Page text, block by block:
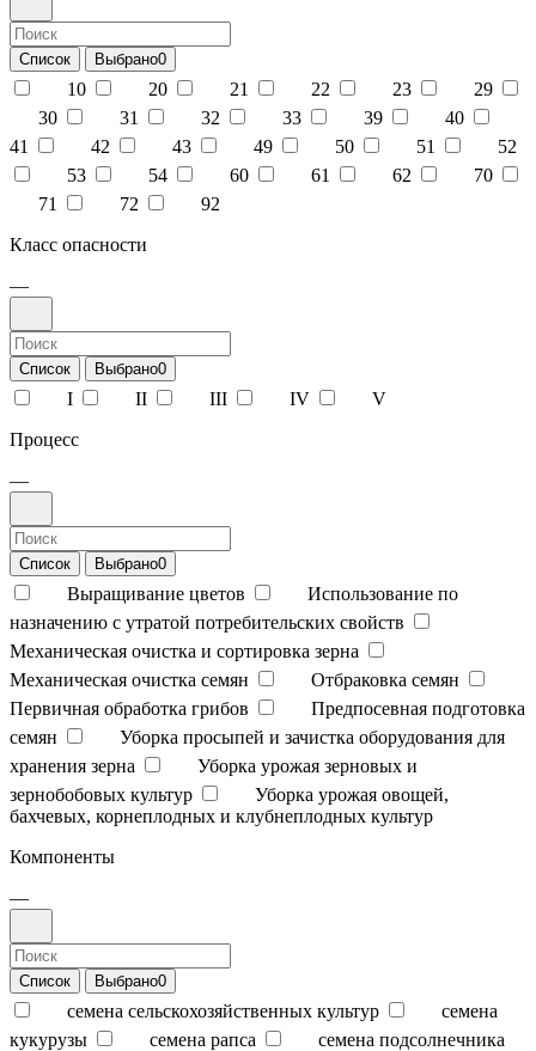
Список Выбрано0
10 20 21 22 23
29
30
31 32 33 39
40
41
42 43 49 50 51
52
53
54 60 61 62
70
71
72
92
Класс опасности
—
Список Выбрано0
I II III IV
V
Процесс
—
Список Выбрано0
Выращивание цветов
Использование по
назначению с утратой потребительских свойств
Механическая очистка и сортировка зерна
Механическая очистка семян
Отбраковка семян
Первичная обработка грибов
Предпосевная подготовка
семян
Уборка просыпей и зачистка оборудования для
хранения зерна
Уборка урожая зерновых и
зернобобовых культур
Уборка урожая овощей,
бахчевых, корнеплодных и клубнеплодных культур
Компоненты
—
Список Выбрано0
семена сельскохозяйственных культур
семена
кукурузы
семена рапса
семена подсолнечника